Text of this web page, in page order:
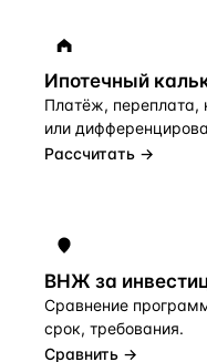
Ипотечный
Платёж, переплата,
или
Рассчитать →
ВНЖ за
Сравнение
срок, требования.
Сравнить →